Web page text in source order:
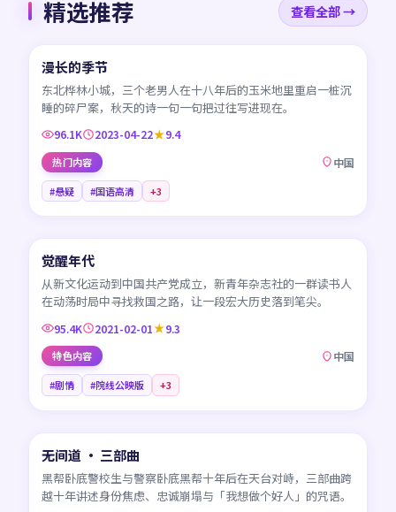
精选推荐 查看全部 →
CN
45:17
漫长的季节
东北桦林小城，三个老男人在十八年后的玉米地里重启一桩沉
睡的碎尸案，秋天的诗一句一句把过往写进现在。
96.1K 2023-04-22 9.4
热门内容 中国
#悬疑 #国语高清 +3
CN
觉醒年代
从新文化运动到中国共产党成立，新青年杂志社的一群读书人
在动荡时局中寻找救国之路，让一段宏大历史落到笔尖。
95.4K 2021-02-01 9.3
特色内容 中国
#剧情 #院线公映版 +3
HK
无间道 · 三部曲
黑帮卧底警校生与警察卧底黑帮十年后在天台对峙，三部曲跨
越十年讲述身份焦虑、忠诚崩塌与「我想做个好人」的咒语。